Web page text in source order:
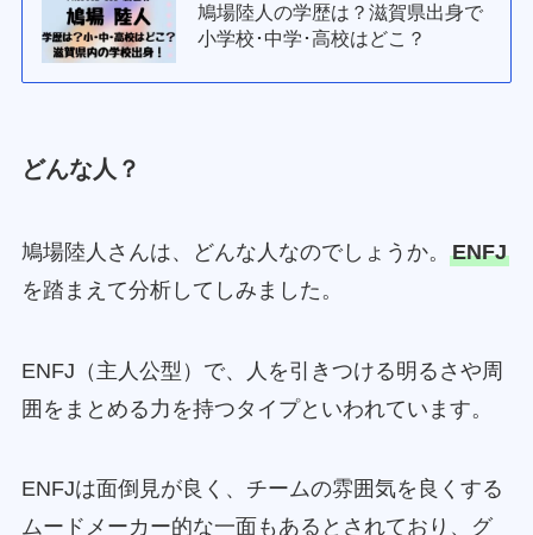
鳩場陸人の学歴は？滋賀県出身で
小学校･中学･高校はどこ？
どんな人？
鳩場陸人さんは、どんな人なのでしょうか。 ENFJ
を踏まえて分析してしみました。
ENFJ（主人公型）で、人を引きつける明るさや周
囲をまとめる力を持つタイプといわれています。
ENFJは面倒見が良く、チームの雰囲気を良くする
ムードメーカー的な一面もあるとされており、グ